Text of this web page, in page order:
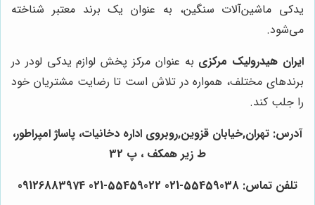
یدکی ماشین‌آلات سنگین، به عنوان یک برند معتبر شناخته
می‌شود.
ایران هیدرولیک مرکزی به عنوان مرکز پخش لوازم یدکی لودر در
برندهای مختلف، همواره در تلاش است تا رضایت مشتریان خود
را جلب کند.
آدرس: تهران,خیابان قزوین,روبروی اداره دخانیات، پاساژ امپراطور،
ط زیر همکف ، پ 32
تلفن تماس: 55459038-021 55459022-021 09126883974